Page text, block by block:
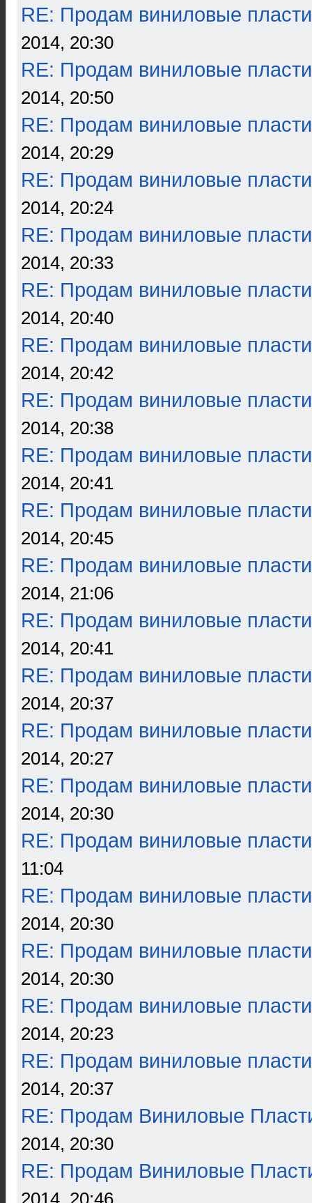
RE: Продам виниловые
2014, 20:30
RE: Продам виниловые
2014, 20:50
RE: Продам виниловые
2014, 20:29
RE: Продам виниловые
2014, 20:24
RE: Продам виниловые
2014, 20:33
RE: Продам виниловые
2014, 20:40
RE: Продам виниловые
2014, 20:42
RE: Продам виниловые
2014, 20:38
RE: Продам виниловые
2014, 20:41
RE: Продам виниловые
2014, 20:45
RE: Продам виниловые
2014, 21:06
RE: Продам виниловые
2014, 20:41
RE: Продам виниловые
2014, 20:37
RE: Продам виниловые
2014, 20:27
RE: Продам виниловые
2014, 20:30
RE: Продам виниловые
11:04
RE: Продам виниловые
2014, 20:30
RE: Продам виниловые
2014, 20:30
RE: Продам виниловые
2014, 20:23
RE: Продам виниловые
2014, 20:37
RE: Продам Виниловые
2014, 20:30
RE: Продам Виниловые
2014, 20:46